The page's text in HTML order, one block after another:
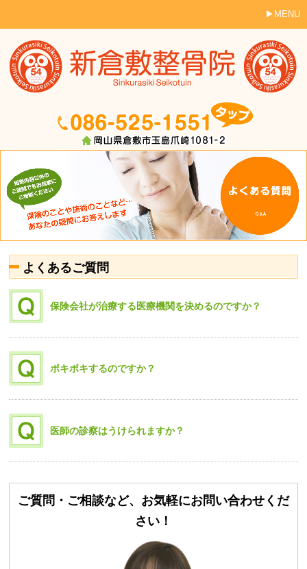
MENU
よくあるご質問
保険会社が治療する医療機関を決めるのですか？
ボキボキするのですか？
医師の診察はうけられますか？
ご質問・ご相談など、お気軽にお問い合わせくだ
さい！